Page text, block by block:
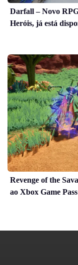
Darfall – Novo
Heróis, já está
Revenge of the
ao Xbox Game Pass